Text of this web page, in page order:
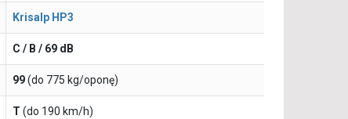
Krisalp HP3
C / B / 69 dB
99(do 775 kg/oponę)
T (do 190 km/h)